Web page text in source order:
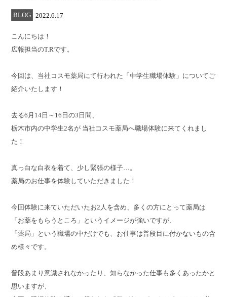
BLOG 2022.6.17
こんにちは！
広報担当のT.Rです。
今回は、当社コスモ薬局にて行われた「中学生職場体験」についてご
紹介いたします！
去る6月14日～16日の3日間、
栃木市内の中学生2名が 当社コスモ薬局へ職場体験に来てくれまし
た！
真っ白な白衣を着て、少し緊張の様子…。
薬局のお仕事を体験していただきました！
今回体験に来ていただいたお2人を含め、多くの方にとって薬局は
「お薬をもらうところ」というイメージが強いですが、
「薬局」という職場の中だけでも、お仕事は普段目に付かないもの含
め様々です。
普段あまり意識されなかったり、知らなかった仕事も多くあったかと
思いますが、